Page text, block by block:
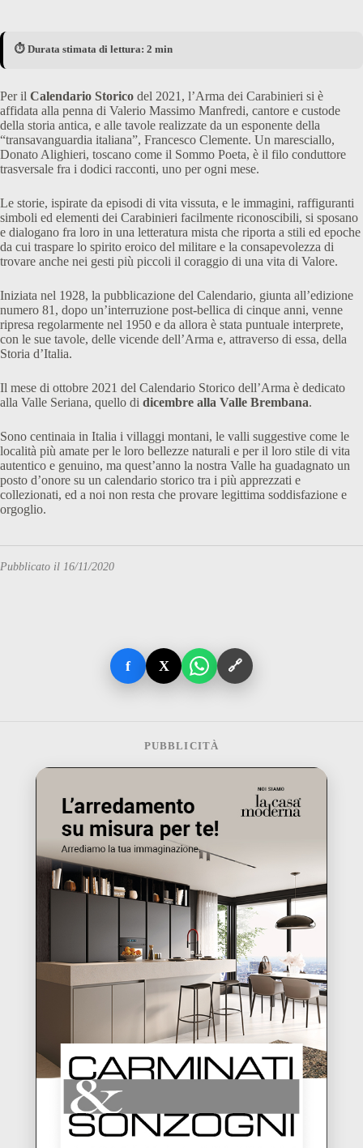
⏱️ Durata stimata di lettura: 2 min
Per il Calendario Storico del 2021, l’Arma dei Carabinieri si è
affidata alla penna di Valerio Massimo Manfredi, cantore e custode
della storia antica, e alle tavole realizzate da un esponente della
“transavanguardia italiana”, Francesco Clemente. Un maresciallo,
Donato Alighieri, toscano come il Sommo Poeta, è il filo conduttore
trasversale fra i dodici racconti, uno per ogni mese.
Le storie, ispirate da episodi di vita vissuta, e le immagini, raffiguranti
simboli ed elementi dei Carabinieri facilmente riconoscibili, si sposano
e dialogano fra loro in una letteratura mista che riporta a stili ed epoche
da cui traspare lo spirito eroico del militare e la consapevolezza di
trovare anche nei gesti più piccoli il coraggio di una vita di Valore.
Iniziata nel 1928, la pubblicazione del Calendario, giunta all’edizione
numero 81, dopo un’interruzione post-bellica di cinque anni, venne
ripresa regolarmente nel 1950 e da allora è stata puntuale interprete,
con le sue tavole, delle vicende dell’Arma e, attraverso di essa, della
Storia d’Italia.
Il mese di ottobre 2021 del Calendario Storico dell’Arma è dedicato
alla Valle Seriana, quello di dicembre alla Valle Brembana.
Sono centinaia in Italia i villaggi montani, le valli suggestive come le
località più amate per le loro bellezze naturali e per il loro stile di vita
autentico e genuino, ma quest’anno la nostra Valle ha guadagnato un
posto d’onore su un calendario storico tra i più apprezzati e
collezionati, ed a noi non resta che provare legittima soddisfazione e
orgoglio.
Pubblicato il 16/11/2020
f X 🔗
PUBBLICITÀ